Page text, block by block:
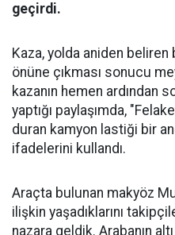
geçirdi.
Kaza, yolda aniden
önüne çıkması sonucu
kazanın hemen ardından
yaptığı paylaşımda,
duran kamyon lastiği bir
ifadelerini kullandı.
Araçta bulunan makyöz
ilişkin yaşadıklarını
nazara geldik. Arabanın